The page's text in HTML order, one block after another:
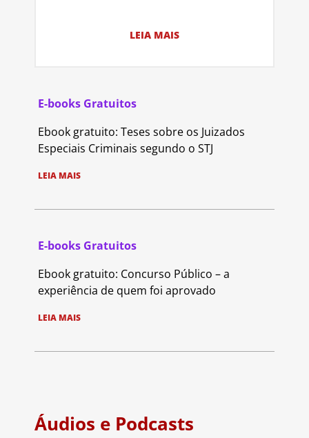
LEIA MAIS
E-books Gratuitos
Ebook gratuito: Teses sobre os Juizados
Especiais Criminais segundo o STJ
LEIA MAIS
E-books Gratuitos
Ebook gratuito: Concurso Público – a
experiência de quem foi aprovado
LEIA MAIS
Áudios e Podcasts